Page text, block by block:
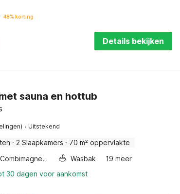
48% korting
Details bekijken
sauna en hottub
· Uitstekend
· 2 Slaapkamers · 70 m² oppervlakte
Combimagnetron Wasbak
19 meer
30 dagen voor aankomst